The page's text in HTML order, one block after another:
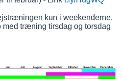
kun i weekenderne,
med træning tirsdag og torsdag